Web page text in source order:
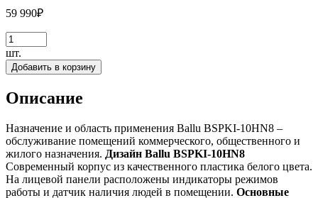
59 990₽
шт.
Добавить в корзину
Описание
Назначение и область применения Ballu BSPKI-10HN8 –
обслуживание помещений коммерческого, общественного и
жилого назначения. Дизайн Ballu BSPKI-10HN8
Современный корпус из качественного пластика белого цвета.
На лицевой панели расположены индикаторы режимов
работы и датчик наличия людей в помещении. Основные